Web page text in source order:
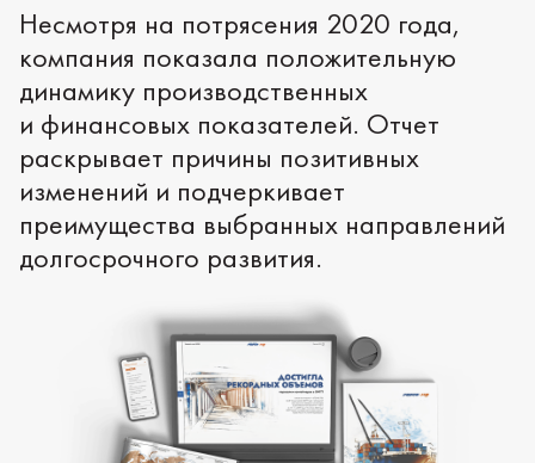
Несмотря на потрясения 2020 года,
компания показала положительную
динамику производственных
и финансовых показателей. Отчет
раскрывает причины позитивных
изменений и подчеркивает
преимущества выбранных направлений
долгосрочного развития.